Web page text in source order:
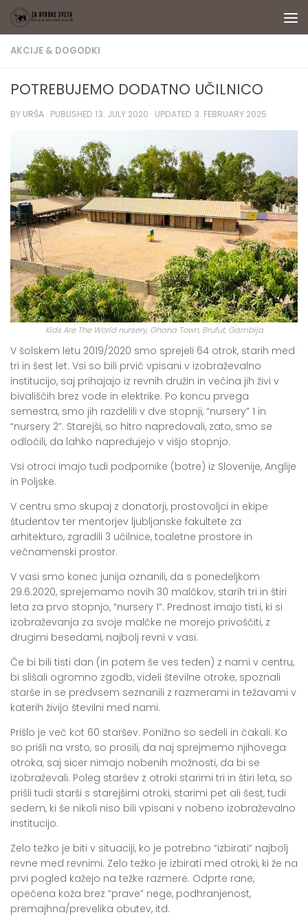
Skip to content
AKCIJE & DOGODKI
POTREBUJEMO DODATNO UČILNICO
BY URŠA · PUBLISHED 13. JULY 2020 · UPDATED 3. FEBRUARY 2025
Kids Are The World nursery, Ghana Town, Brufut, Gambija
V šolskem letu 2019/2020 smo sprejeli 64 otrok, starih med
tri in šest let. Vsi so bili prvič vpisani v izobraževalno
institucijo, saj prihajajo iz revnih družin in večina jih živi v
bivališčih brez vode in elektrike. Po koncu prvega
semestra, smo jih razdelili v dve stopnji, “nursery” 1 in
“nursery 2”. Starejši, so hitro napredovali, zato, smo se
odločili, da lahko napredujejo v višjo stopnjo.
Vsi otroci imajo tudi podpornike (botre) iz Slovenije, Anglije
in Poljske.
V centru smo skupaj z donatorji, prostovoljci in ekipe
študentov ter mentorjev ljubljanske fakultete za
arhitekturo, zgradili 3 učilnice, toaletne prostore in
večnamenski prostor.
V vasi smo konec junija oznanili, da s ponedeljkom
29.6.2020, sprejemamo novih 30 malčkov, starih tri in štiri
leta za prvo stopnjo, “nursery 1”. Prednost imajo tisti, ki si
izobraževanja za svoje malčke ne morejo privoščiti, z
drugimi besedami, najbolj revni v vasi.
Če bi bili tisti dan (in potem še ves teden) z nami v centru,
bi slišali ogromno zgodb, videli številne otroke, spoznali
starše in se predvsem seznanili z razmerami in težavami v
katerih živijo številni med nami.
Prišlo je več kot 60 staršev. Ponižno so sedeli in čakali. Ko
so prišli na vrsto, so prosili, da naj sprejmemo njihovega
otroka, saj sicer nimajo nobenih možnosti, da bi se
izobraževali. Poleg staršev z otroki starimi tri in štiri leta, so
prišli tudi starši s starejšimi otroki, starimi pet ali šest, tudi
sedem, ki še nikoli niso bili vpisani v nobeno izobraževalno
institucijo.
Zelo težko je biti v situaciji, ko je potrebno “izbirati” najbolj
revne med revnimi. Zelo težko je izbirati med otroki, ki že na
prvi pogled kažejo na težke razmere. Odprte rane,
opečena koža brez “prave” nege, podhranjenost,
premajhna/prevelika obutev, itd.